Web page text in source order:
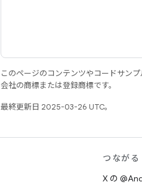
このページのコンテンツやコードサンプ
会社の商標または登録商標です。
最終更新日 2025-03-26 UTC。
つながる
X の